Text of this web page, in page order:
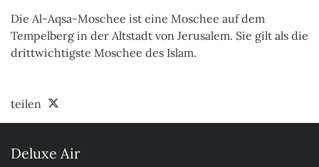
Die Al-Aqsa-Moschee ist eine Moschee auf dem
Tempelberg in der Altstadt von Jerusalem. Sie gilt als die
drittwichtigste Moschee des Islam.
teilen
Deluxe Air